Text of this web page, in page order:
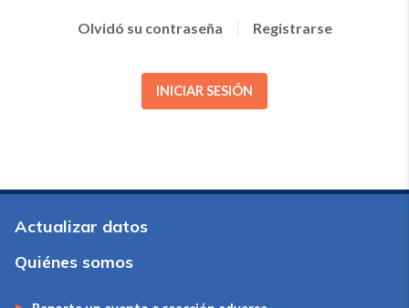
Olvidó su contraseña Registrarse
INICIAR SESIÓN
Actualizar datos
Quiénes somos